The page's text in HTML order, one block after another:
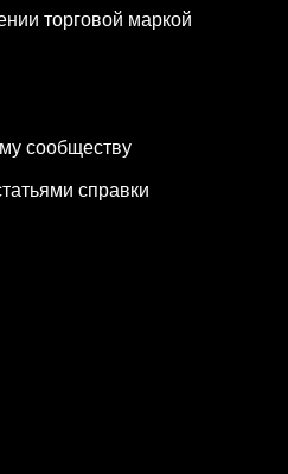
торговой маркой
сообществу
справки